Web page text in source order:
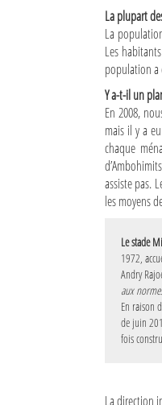
La plupart
La
Les
population a
Y a-t-il un
En 2008,
mais il y a
chaque
assiste pas.
les moyens
Le stade
1972,
Andry
aux
En raison
de juin
fois
La direction